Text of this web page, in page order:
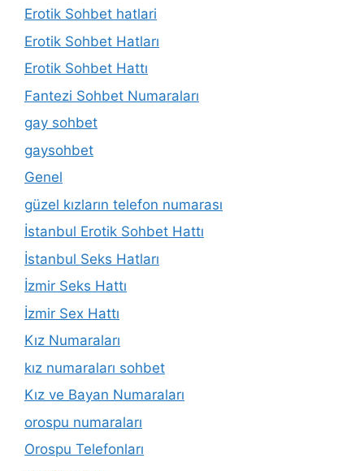
Erotik Sohbet hatlari
Erotik Sohbet Hatları
Erotik Sohbet Hattı
Fantezi Sohbet Numaraları
gay sohbet
gaysohbet
Genel
güzel kızların telefon numarası
İstanbul Erotik Sohbet Hattı
İstanbul Seks Hatları
İzmir Seks Hattı
İzmir Sex Hattı
Kız Numaraları
kız numaraları sohbet
Kız ve Bayan Numaraları
orospu numaraları
Orospu Telefonları